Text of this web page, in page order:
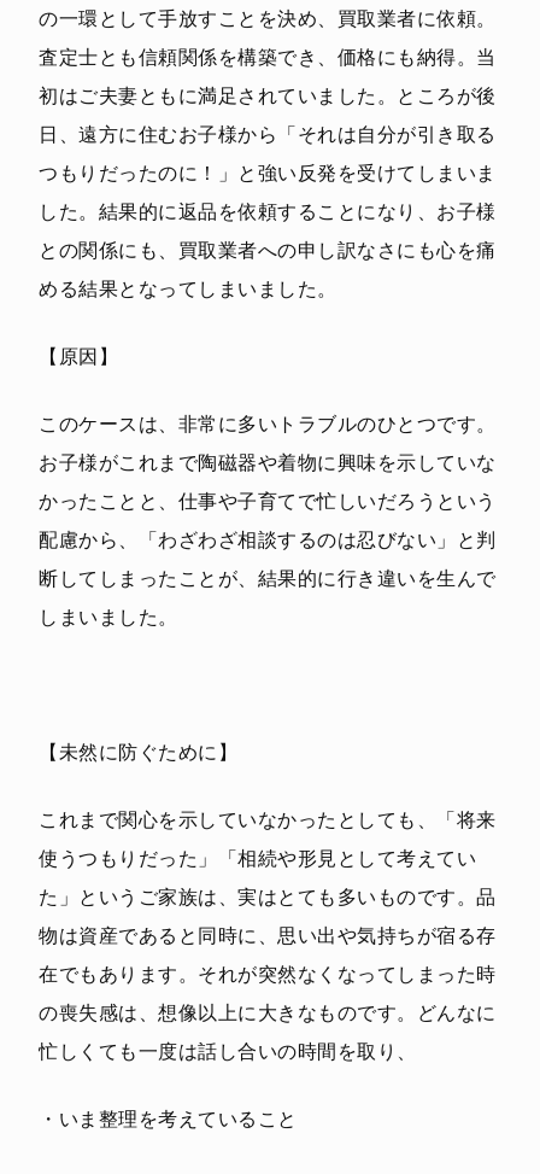
の一環として手放すことを決め、買取業者に依頼。
査定士とも信頼関係を構築でき、価格にも納得。当
初はご夫妻ともに満足されていました。ところが後
日、遠方に住むお子様から「それは自分が引き取る
つもりだったのに！」と強い反発を受けてしまいま
した。結果的に返品を依頼することになり、お子様
との関係にも、買取業者への申し訳なさにも心を痛
める結果となってしまいました。
【原因】
このケースは、非常に多いトラブルのひとつです。
お子様がこれまで陶磁器や着物に興味を示していな
かったことと、仕事や子育てで忙しいだろうという
配慮から、「わざわざ相談するのは忍びない」と判
断してしまったことが、結果的に行き違いを生んで
しまいました。
【未然に防ぐために】
これまで関心を示していなかったとしても、「将来
使うつもりだった」「相続や形見として考えてい
た」というご家族は、実はとても多いものです。品
物は資産であると同時に、思い出や気持ちが宿る存
在でもあります。それが突然なくなってしまった時
の喪失感は、想像以上に大きなものです。どんなに
忙しくても一度は話し合いの時間を取り、
・いま整理を考えていること